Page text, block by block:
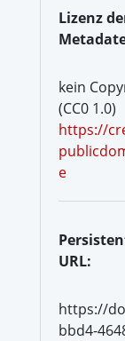
Lizenz
kein
(CC0 1.0)
https://
e
URL:
https://
bbd4-